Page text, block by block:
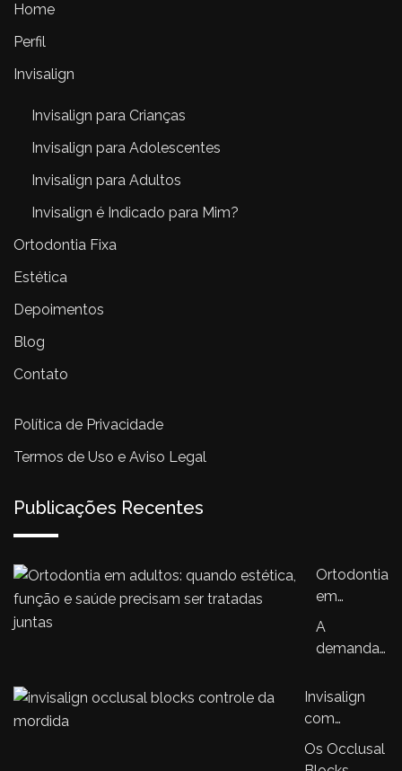
Home
Perfil
Invisalign
Invisalign para Crianças
Invisalign para Adolescentes
Invisalign para Adultos
Invisalign é Indicado para Mim?
Ortodontia Fixa
Estética
Depoimentos
Blog
Contato
Política de Privacidade
Termos de Uso e Aviso Legal
Publicações Recentes
Ortodontia
em
adultos:
quando
saúde
precisam
ser
A
demanda
ortodontia
em
cresceu
Invisalign
com
Occlusal
Blocks: a
Os Occlusal